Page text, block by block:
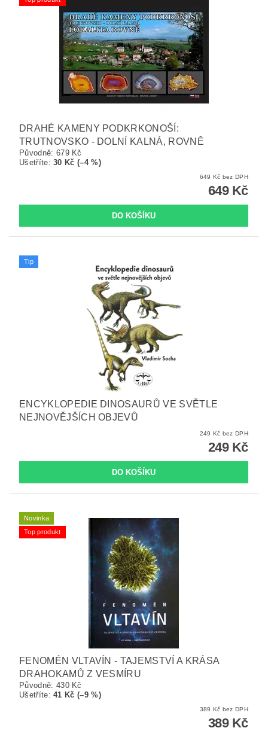
DRAHÉ KAMENY PODKRKONOŠÍ:
TRUTNOVSKO - DOLNÍ KALNÁ, ROVNĚ
Původně: 679 Kč
Ušetříte:30 Kč (–4 %)
649 Kč bez DPH
649 Kč
Tip
ENCYKLOPEDIE DINOSAURŮ VE SVĚTLE
NEJNOVĚJŠÍCH OBJEVŮ
249 Kč bez DPH
249 Kč
Novinka
Top produkt
FENOMÉN VLTAVÍN - TAJEMSTVÍ A KRÁSA
DRAHOKAMŮ Z VESMÍRU
Původně: 430 Kč
Ušetříte:41 Kč (–9 %)
389 Kč bez DPH
389 Kč